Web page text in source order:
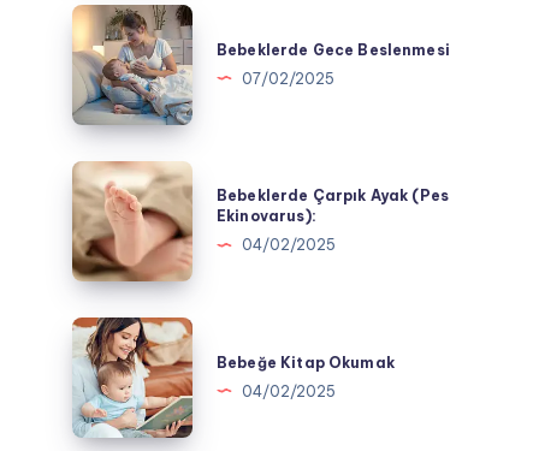
Besinler
Bebeklerde
Gece
Beslenmesi
Bebeklerde Gece Beslenmesi
07/02/2025
Bebeklerde
Çarpık
Ayak
(Pes
Ekinovarus):
Bebeklerde Çarpık Ayak (Pes
Ekinovarus):
04/02/2025
Bebeğe
Kitap
Okumak
Bebeğe Kitap Okumak
04/02/2025